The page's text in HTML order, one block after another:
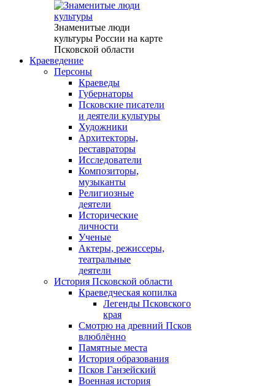
Знаменитые люди
культуры России на карте
Псковской области
Краеведение
Персоны
Краеведы
Губернаторы
Псковские писатели
и деятели культуры
Художники
Архитекторы,
реставраторы
Исследователи
Композиторы,
музыканты
Религиозные
деятели
Исторические
личности
Ученые
Актеры, режиссеры,
театральные
деятели
История Псковской области
Краеведческая копилка
Легенды Псковского
края
Смотрю на древний Псков
влюблённо
Памятные места
История образования
Псков Ганзейский
Военная история